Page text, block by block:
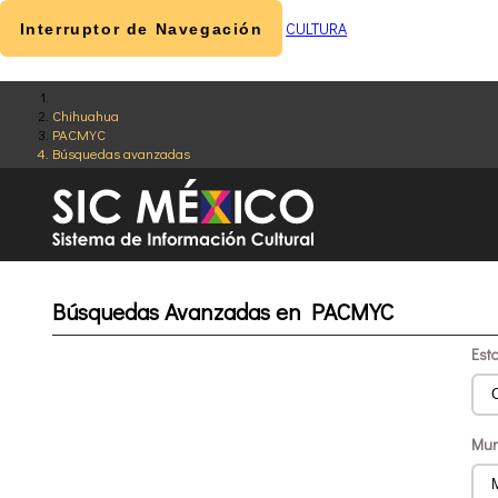
Chihuahua
PACMYC
Búsquedas avanzadas
Interruptor de Navegación CULTURA
Búsquedas Avanzadas en PACMYC